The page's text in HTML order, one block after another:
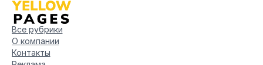
Все рубрики
О компании
Контакты